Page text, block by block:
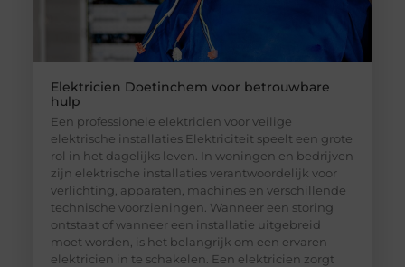
Elektricien Doetinchem voor betrouwbare
hulp
Een professionele elektricien voor veilige
elektrische installaties Elektriciteit speelt een grote
rol in het dagelijks leven. In woningen en bedrijven
zijn elektrische installaties verantwoordelijk voor
verlichting, apparaten, machines en verschillende
technische voorzieningen. Wanneer een storing
ontstaat of wanneer een installatie uitgebreid
moet worden, is het belangrijk om een ervaren
elektricien in te schakelen. Een elektricien zorgt